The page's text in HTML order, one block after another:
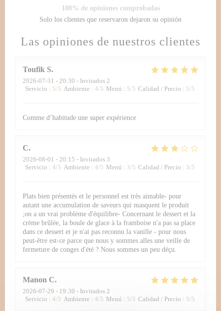
Las opiniones de nuestros clientes
Toufik S
2026-07-31 - 20:30 - Invitados 2
Servicio : 5/5 Ambiente : 4/5 Menú : 5/5 Calidad / Precio : 5/5
Comme d’habitude une super expérience
C
2026-08-01 - 20:15 - Invitados 3
Servicio : 4/5 Ambiente : 4/5 Menú : 3/5 Calidad / Precio : 3/5
Plats bien présentés et le personnel est très aimable- pour
autant une accumulation de saveurs qui masquent le produit
;on a un vrai problème d'équilibre- Concernant le dessert et la
crème brûlée, la boule de glace à la framboise n'a pas sa place
dans ce dessert et je n'ai pas reconnu la vanille - pour nous
peut-être est-ce parce que nous y sommes alles une veille de
fermeture de conges d'été ? Nous sommes un peu déçu.
Manon C
2026-07-29 - 19:30 - Invitados 2
Servicio : 4/5 Ambiente : 4/5 Menú : 5/5 Calidad / Precio : 5/5
100% de opiniones comprobadas
Solo los clientes que reservaron dejaron su opinión